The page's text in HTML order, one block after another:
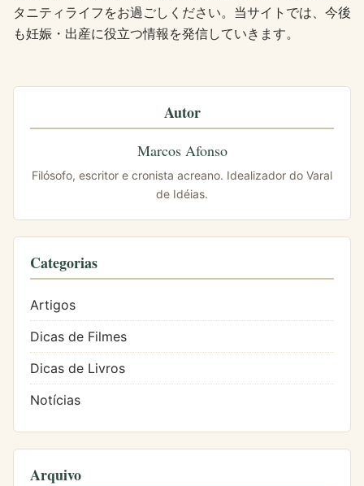
タニティライフをお過ごしください。当サイトでは、今後
も妊娠・出産に役立つ情報を発信していきます。
Autor
Marcos Afonso
Filósofo, escritor e cronista acreano. Idealizador do Varal
de Idéias.
Categorias
Artigos
Dicas de Filmes
Dicas de Livros
Notícias
Arquivo